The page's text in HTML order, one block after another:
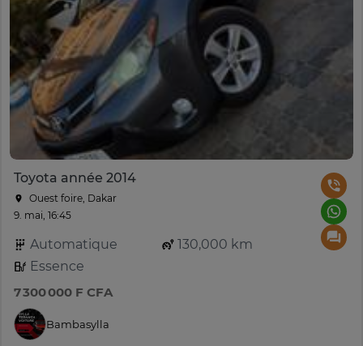
Toyota année 2014
Ouest foire, Dakar
9. mai, 16:45
Automatique
130,000 km
Essence
7 300 000 F CFA
Bambasylla